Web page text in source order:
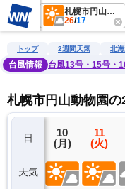
札幌市円山動物園
26/17
雨雲レーダー 台風情報
トップ 2週間天気 北
台風情報
台風13号・15号・
札幌市円山動物園
日
天気
9
(日)
10
(月)
11
(火)